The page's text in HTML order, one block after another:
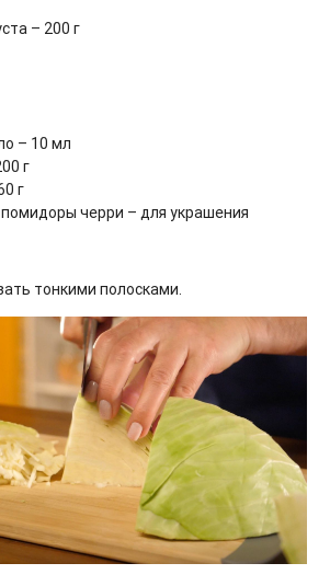
– 200 г
– 10 мл
г
г
черри – для украшения
тонкими полосками.